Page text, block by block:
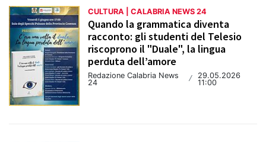
CULTURA | CALABRIA NEWS 24
Quando la grammatica diventa
racconto: gli studenti del Telesio
riscoprono il "Duale", la lingua
perduta dell’amore
Redazione Calabria News
24
/
29.05.2026
11:00